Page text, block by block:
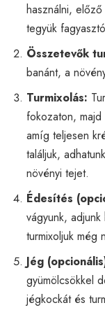
használni,
tegyük
Összetevők
banánt, a
Turmixolás:
fokozaton,
amíg teljesen
találjuk,
növényi tejet.
Édesítés
vágyunk,
turmixoljuk még
Jég
gyümölcsökkel
jégkockát és